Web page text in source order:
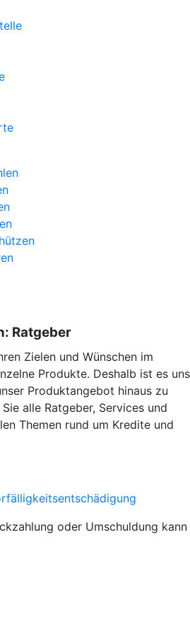
Ratgeber
Zielen und Wünschen im
Produkte. Deshalb ist es uns
Produktangebot hinaus zu
alle Ratgeber, Services und
Themen rund um Kredite und
oder Umschuldung kann